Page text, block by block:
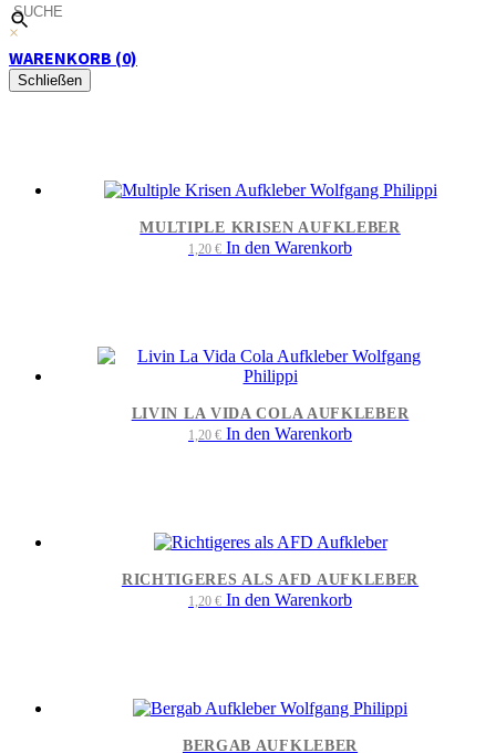
×
WARENKORB (0)
Schließen
MULTIPLE KRISEN AUFKLEBER
1,20 € In den Warenkorb
LIVIN LA VIDA COLA AUFKLEBER
1,20 € In den Warenkorb
RICHTIGERES ALS AFD AUFKLEBER
1,20 € In den Warenkorb
BERGAB AUFKLEBER